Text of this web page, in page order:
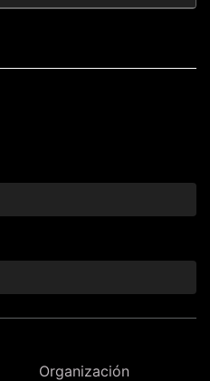
Organización